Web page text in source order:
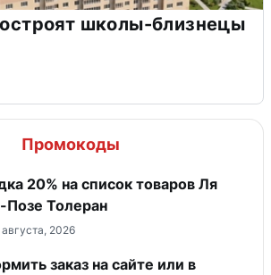
школы-близнецы
Промокоды
20% на список товаров Ля
Толеран
2026
заказ на сайте или в